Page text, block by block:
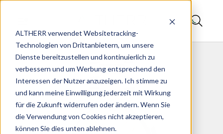
ALTHERR verwendet Websitetracking-
Technologien von Drittanbietern, um unsere
Dienste bereitzustellen und kontinuierlich zu
verbessern und um Werbung entsprechend den
Interessen der Nutzer anzuzeigen. Ich stimme zu
und kann meine Einwilligung jederzeit mit Wirkung
für die Zukunft widerrufen oder ändern. Wenn Sie
die Verwendung von Cookies nicht akzeptieren,
können Sie dies unten ablehnen.